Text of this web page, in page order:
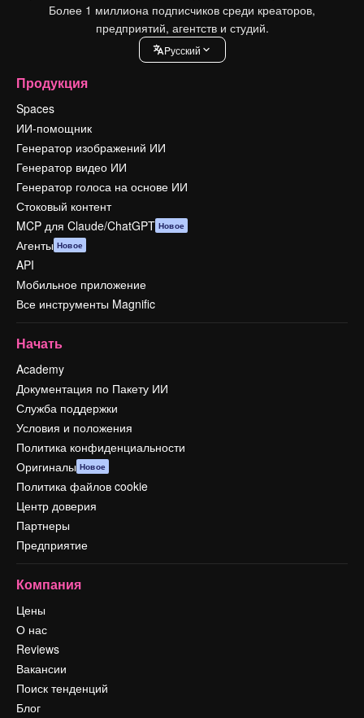
Более 1 миллиона подписчиков среди креаторов,
предприятий, агентств и студий.
Pусский
Продукция
Spaces
ИИ-помощник
Генератор изображений ИИ
Генератор видео ИИ
Генератор голоса на основе ИИ
Стоковый контент
MCP для Claude/ChatGPT Новое
Агенты Новое
API
Мобильное приложение
Все инструменты Magnific
Начать
Academy
Документация по Пакету ИИ
Служба поддержки
Условия и положения
Политика конфиденциальности
Оригиналы Новое
Политика файлов cookie
Центр доверия
Партнеры
Предприятие
Компания
Цены
О нас
Reviews
Вакансии
Поиск тенденций
Блог